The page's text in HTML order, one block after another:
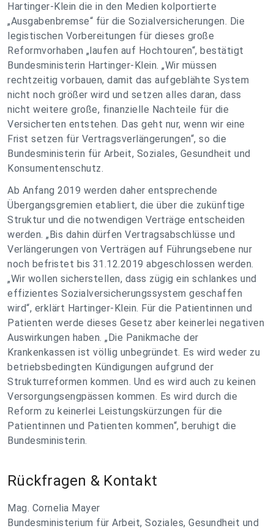
Hartinger-Klein die in den Medien kolportierte
„Ausgabenbremse“ für die Sozialversicherungen. Die
legistischen Vorbereitungen für dieses große
Reformvorhaben „laufen auf Hochtouren“, bestätigt
Bundesministerin Hartinger-Klein. „Wir müssen
rechtzeitig vorbauen, damit das aufgeblähte System
nicht noch größer wird und setzen alles daran, dass
nicht weitere große, finanzielle Nachteile für die
Versicherten entstehen. Das geht nur, wenn wir eine
Frist setzen für Vertragsverlängerungen“, so die
Bundesministerin für Arbeit, Soziales, Gesundheit und
Konsumentenschutz.
Ab Anfang 2019 werden daher entsprechende
Übergangsgremien etabliert, die über die zukünftige
Struktur und die notwendigen Verträge entscheiden
werden. „Bis dahin dürfen Vertragsabschlüsse und
Verlängerungen von Verträgen auf Führungsebene nur
noch befristet bis 31.12.2019 abgeschlossen werden.
„Wir wollen sicherstellen, dass zügig ein schlankes und
effizientes Sozialversicherungssystem geschaffen
wird“, erklärt Hartinger-Klein. Für die Patientinnen und
Patienten werde dieses Gesetz aber keinerlei negativen
Auswirkungen haben. „Die Panikmache der
Krankenkassen ist völlig unbegründet. Es wird weder zu
betriebsbedingten Kündigungen aufgrund der
Strukturreformen kommen. Und es wird auch zu keinen
Versorgungsengpässen kommen. Es wird durch die
Reform zu keinerlei Leistungskürzungen für die
Patientinnen und Patienten kommen“, beruhigt die
Bundesministerin.
Rückfragen & Kontakt
Mag. Cornelia Mayer
Bundesministerium für Arbeit, Soziales, Gesundheit und